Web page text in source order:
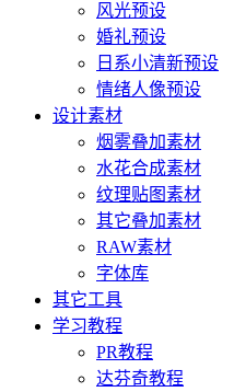
风光预设
婚礼预设
日系小清新预设
情绪人像预设
设计素材
烟雾叠加素材
水花合成素材
纹理贴图素材
其它叠加素材
RAW素材
字体库
其它工具
学习教程
PR教程
达芬奇教程